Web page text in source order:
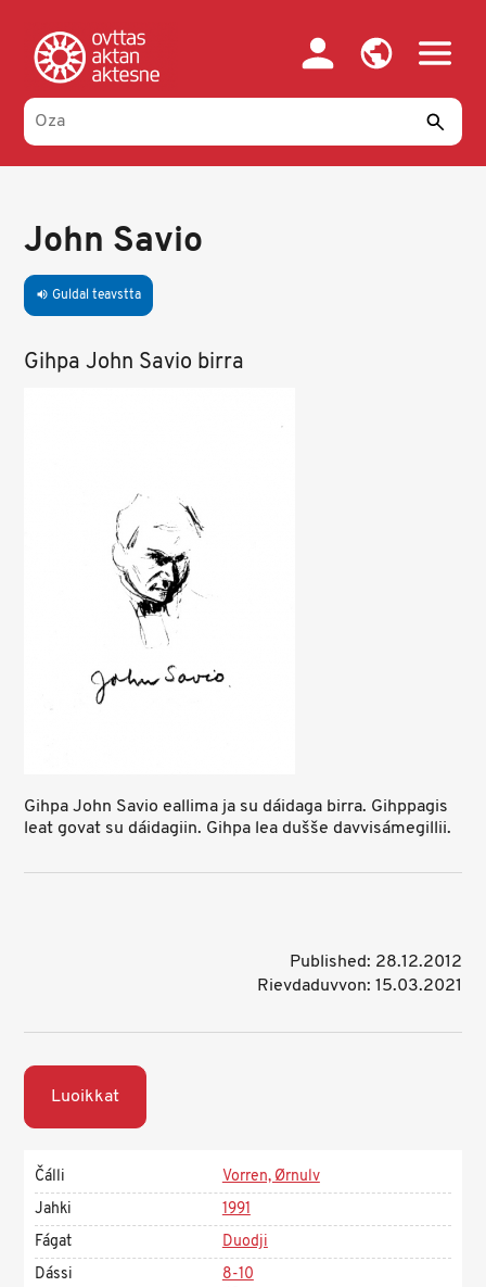
main
content
John Savio
volume_up Guldal teavstta
Gihpa John Savio birra
Gihpa John Savio eallima ja su dáidaga birra. Gihppagis
leat govat su dáidagiin. Gihpa lea dušše davvisámegillii.
Published: 28.12.2012
Rievdaduvvon: 15.03.2021
Luoikkat
Čálli
Vorren, Ørnulv
Jahki
1991
Fágat
Duodji
Dássi
8-10